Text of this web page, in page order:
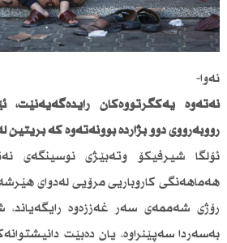
نەوا-
نەتەوە یەكگرتووەكان رایدەگەیەنێت،
رووبەڕووی دوو بژاردە بوونەتەوە كە
ئۆلگا شیرفیكۆ وتەبێژی نوسینگەی
هەماهەنگی كاروباریی مرۆیی لەدوای
رۆژی شەممەی سەر غەززەوە
بەسەردا سەپێنراوە، یان دەبێت